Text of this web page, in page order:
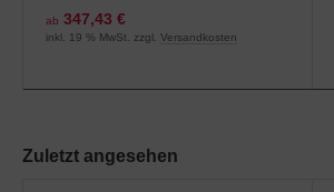
ab 347,43 €
inkl. 19 % MwSt. zzgl. Versandkosten
Zuletzt angesehen